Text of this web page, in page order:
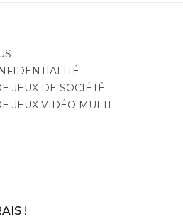
JEUX DE SOCIÉTÉ
JEUX VIDÉO MULTI
!